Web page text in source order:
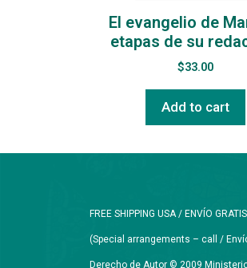
El evangelio de
etapas de su
$33.00
Add to cart
FREE SHIPPING USA / ENVÍO
(Special arrangements – call /
Derecho de Autor © 2009